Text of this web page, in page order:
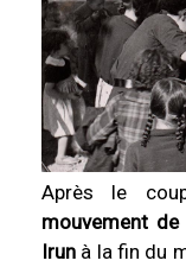
Après le
mouvement
Irun à la fin du